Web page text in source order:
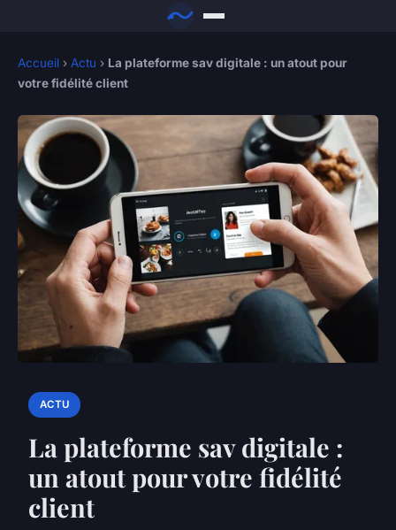
Accueil › Actu › La plateforme sav digitale : un atout pour
votre fidélité client
ACTU
La plateforme sav digitale :
un atout pour votre fidélité
client